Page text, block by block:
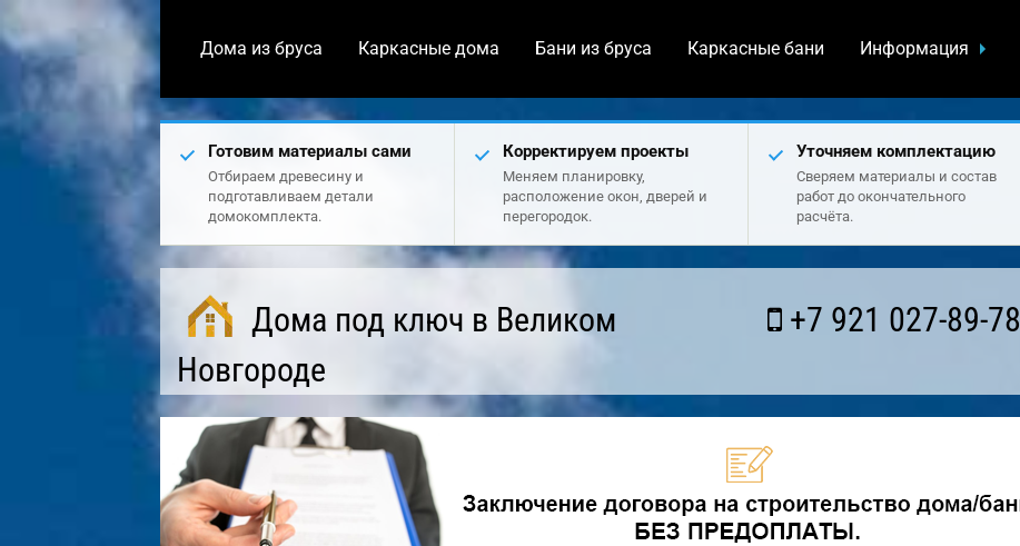
Дома из бруса Каркасные дома Бани из бруса Каркасные бани Информация
Готовим материалы сами
Отбираем древесину и
подготавливаем детали
домокомплекта.
Корректируем проекты
Меняем планировку,
расположение окон, дверей и
перегородок.
Уточняем комплектацию
Сверяем материалы и состав
работ до окончательного
расчёта.
Дома под ключ в Великом
Новгороде
+7 921 027-89-78